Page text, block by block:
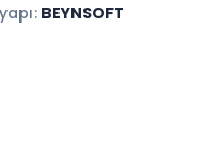
BEYNSOFT